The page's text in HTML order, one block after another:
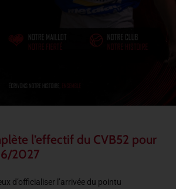
l’effectif du CVB52 pour
2027
d’officialiser l’arrivée du pointu